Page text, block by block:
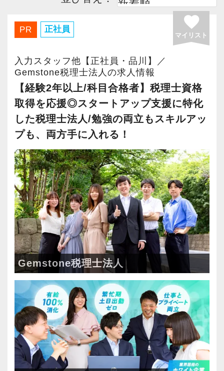
PR 正社員 favorite
マイリスト
入力スタッフ他【正社員・品川】／
Gemstone税理士法人の求人情報
【経験2年以上/科目合格者】税理士資格
取得を応援◎スタートアップ支援に特化
した税理士法人/勉強の両立もスキルアッ
プも、両方手に入れる！
Gemstone税理士法人